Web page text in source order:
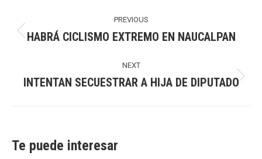
navigation
PREVIOUS
Previous
HABRÁ CICLISMO EXTREMO EN NAUCALPAN
NEXT
Next
INTENTAN SECUESTRAR A HIJA DE DIPUTADO
Te puede interesar